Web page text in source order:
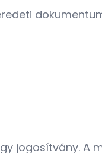
jogosítvány. A